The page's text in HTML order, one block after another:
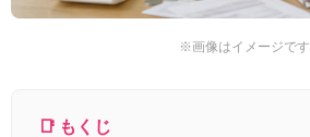
※画像はイメージです
📑 もくじ